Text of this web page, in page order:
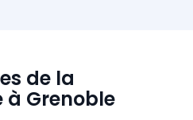
de la
Grenoble